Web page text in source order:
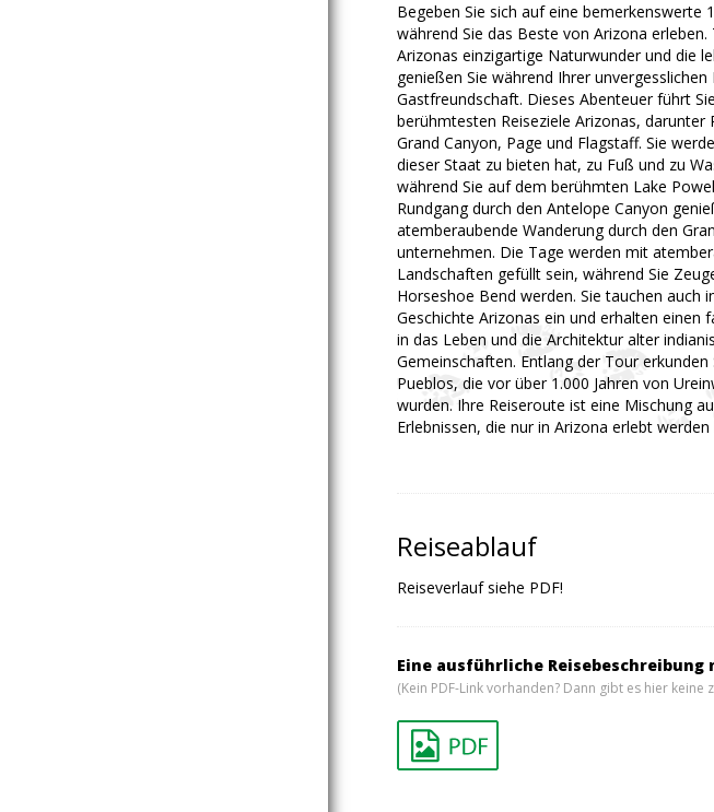
Begeben Sie sich auf eine bemerkenswerte
während Sie das Beste von Arizona erleben.
Arizonas einzigartige Naturwunder und die
genießen Sie während Ihrer
Gastfreundschaft. Dieses Abenteuer führt
berühmtesten Reiseziele Arizonas, darunter
Grand Canyon, Page und Flagstaff. Sie
dieser Staat zu bieten hat, zu Fuß und zu
während Sie auf dem berühmten Lake
Rundgang durch den Antelope Canyon
atemberaubende Wanderung durch den
unternehmen. Die Tage werden mit
Landschaften gefüllt sein, während Sie
Horseshoe Bend werden. Sie tauchen auch
Geschichte Arizonas ein und erhalten einen
in das Leben und die Architektur alter
Gemeinschaften. Entlang der Tour erkunden
Pueblos, die vor über 1.000 Jahren von
wurden. Ihre Reiseroute ist eine Mischung
Erlebnissen, die nur in Arizona erlebt werden
Reiseablauf
Reiseverlauf siehe PDF!
Eine ausführliche
(Kein PDF-Link vorhanden? Dann gibt es hier